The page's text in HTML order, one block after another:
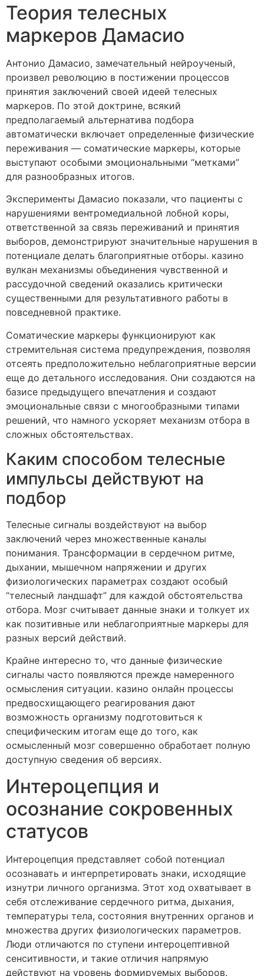
Теория телесных
маркеров Дамасио
Антонио Дамасио, замечательный нейроученый,
произвел революцию в постижении процессов
принятия заключений своей идеей телесных
маркеров. По этой доктрине, всякий
предполагаемый альтернатива подбора
автоматически включает определенные физические
переживания — соматические маркеры, которые
выступают особыми эмоциональными “метками”
для разнообразных итогов.
Эксперименты Дамасио показали, что пациенты с
нарушениями вентромедиальной лобной коры,
ответственной за связь переживаний и принятия
выборов, демонстрируют значительные нарушения в
потенциале делать благоприятные отборы. казино
вулкан механизмы объединения чувственной и
рассудочной сведений оказались критически
существенными для результативного работы в
повседневной практике.
Соматические маркеры функционируют как
стремительная система предупреждения, позволяя
отсеять предположительно неблагоприятные версии
еще до детального исследования. Они создаются на
базисе предыдущего впечатления и создают
эмоциональные связи с многообразными типами
решений, что намного ускоряет механизм отбора в
сложных обстоятельствах.
Каким способом телесные
импульсы действуют на
подбор
Телесные сигналы воздействуют на выбор
заключений через множественные каналы
понимания. Трансформации в сердечном ритме,
дыхании, мышечном напряжении и других
физиологических параметрах создают особый
“телесный ландшафт” для каждой обстоятельства
отбора. Мозг считывает данные знаки и толкует их
как позитивные или неблагоприятные маркеры для
разных версий действий.
Крайне интересно то, что данные физические
сигналы часто появляются прежде намеренного
осмысления ситуации. казино онлайн процессы
предвосхищающего реагирования дают
возможность организму подготовиться к
специфическим итогам еще до того, как
осмысленный мозг совершенно обработает полную
доступную сведения об версиях.
Интероцепция и
осознание сокровенных
статусов
Интероцепция представляет собой потенциал
осознавать и интерпретировать знаки, исходящие
изнутри личного организма. Этот ход охватывает в
себя отслеживание сердечного ритма, дыхания,
температуры тела, состояния внутренних органов и
множества других физиологических параметров.
Люди отличаются по ступени интероцептивной
сенситивности, и такие отличия напрямую
действуют на уровень формируемых выборов.